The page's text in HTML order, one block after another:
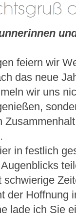
feiern wir
das neue
wir uns
in festlich
schwierige
der Hoffnung
lade ich Sie